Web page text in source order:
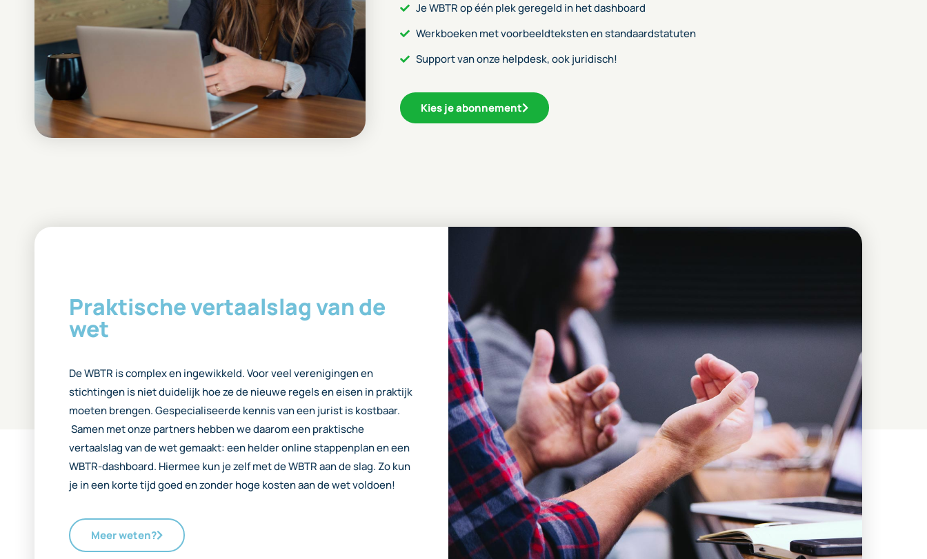
Je WBTR op één plek geregeld in het dashboard
Werkboeken met voorbeeldteksten en standaardstatuten
Support van onze helpdesk, ook juridisch!
Kies je abonnement
Praktische vertaalslag van de
wet
De WBTR is complex en ingewikkeld. Voor veel verenigingen en
stichtingen is niet duidelijk hoe ze de nieuwe regels en eisen in praktijk
moeten brengen. Gespecialiseerde kennis van een jurist is kostbaar.
Samen met onze partners hebben we daarom een praktische
vertaalslag van de wet gemaakt: een helder online stappenplan en een
WBTR-dashboard. Hiermee kun je zelf met de WBTR aan de slag. Zo kun
je in een korte tijd goed en zonder hoge kosten aan de wet voldoen!
Meer weten?